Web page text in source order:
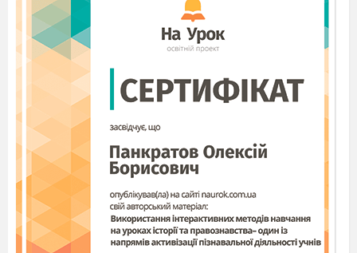
ставиться після
ї, які
позначають два звуки.
йа
,
.
Напиши склади:м’я, м’ю,
м’ї, в’я, в’є,